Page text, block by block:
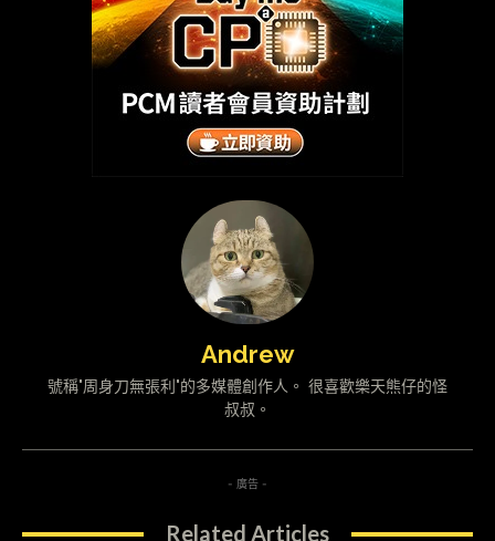
Andrew
號稱"周身刀無張利"的多媒體創作人。 很喜歡樂天熊仔的怪
叔叔。
- 廣告 -
Related Articles